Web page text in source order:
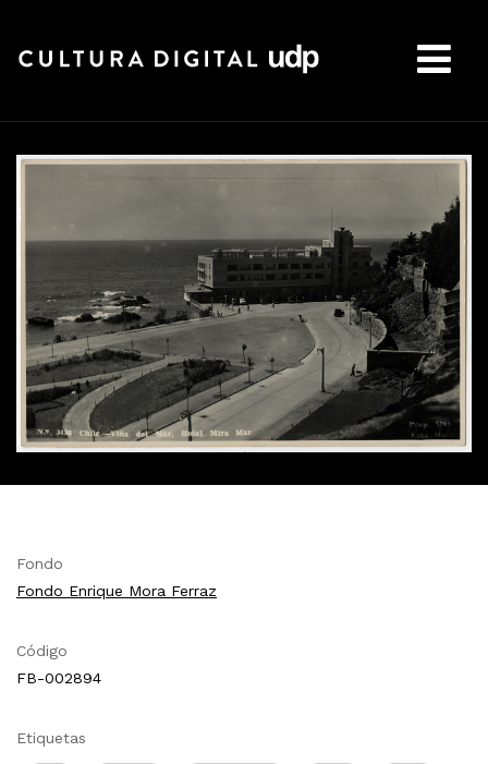
Fondo
Fondo Enrique Mora Ferraz
Código
FB-002894
Etiquetas